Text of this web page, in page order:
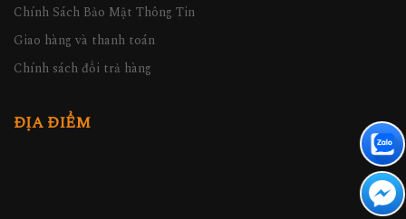
Chính Sách Bảo Mật Thông Tin
Giao hàng và thanh toán
Chính sách đổi trả hàng
ĐỊA ĐIỂM